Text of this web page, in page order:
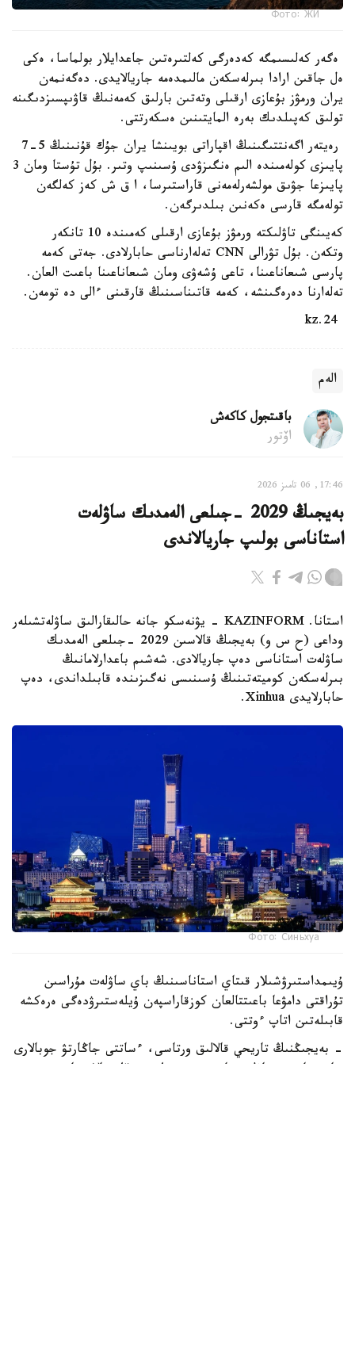
Фото: ЖИ
ەگەر كەلىسىمگە كەدەرگى كەلتىرەتىن جاعدايلار بولماسا، ەكى
ەل جاقىن ارادا بىرلەسكەن مالىمدەمە جاريالايدى. دەگەنمەن
يران ورمۋز بۇعازى ارقىلى وتەتىن بارلىق كەمەنىڭ قاۋىپسىزدىگىنە
تولىق كەپىلدىك بەرە المايتىنىن ەسكەرتتى.
رەيتەر اگەنتتىگىنىڭ اقپاراتى بويىنشا يران جۇك قۇنىنىڭ 5-7
پايىزى كولەمىندە الىم ەنگىزۋدى ۇسىنىپ وتىر. بۇل تۇستا ومان 3
پايىزعا جۋىق مولشەرلەمەنى قاراستىرسا، ا ق ش كەز كەلگەن
تولەمگە قارسى ەكەنىن بىلدىرگەن.
كەيىنگى تاۋلىكتە ورمۋز بۇعازى ارقىلى كەمىندە 10 تانكەر
وتكەن. بۇل تۋرالى CNN تەلەارناسى حابارلادى. جەتى كەمە
پارسى شىعاناعىنا، تاعى ۇشەۋى ومان شىعاناعىنا باعىت العان.
تەلەارنا دەرەگىنشە، كەمە قاتىناسىنىڭ قارقىنى ءالى دە تومەن.
الەم
باقىتجول كاكەش
اۆتور
17:46, 06 تامىز 2026
بەيجىڭ 2029 -جىلعى الەمدىك ساۋلەت
استاناسى بولىپ جاريالاندى
استانا. KAZINFORM - يۋنەسكو جانە حالىقارالىق ساۋلەتشىلەر
وداعى (ح س و) بەيجىڭ قالاسىن 2029 -جىلعى الەمدىك
ساۋلەت استاناسى دەپ جاريالادى. شەشىم باعدارلامانىڭ
بىرلەسكەن كوميتەتىنىڭ ۇسىنىسى نەگىزىندە قابىلداندى، دەپ
حابارلايدى Xinhua.
Фото: Синьхуа
ۇيىمداستىرۋشىلار قىتاي استاناسىنىڭ باي ساۋلەت مۇراسىن
تۇراقتى دامۋعا باعىتتالعان كوزقاراسپەن ۇيلەستىرۋدەگى ەرەكشە
قابىلەتىن اتاپ ءوتتى.
- بەيجىڭنىڭ تاريحي قالالىق ورتاسى، ءساتتى جاڭارتۋ جوبالارى